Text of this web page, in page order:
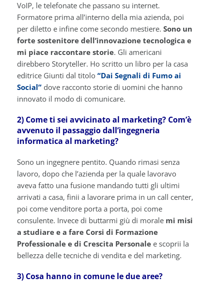
VoIP, le telefonate che passano su internet.
Formatore prima all’interno della mia azienda, poi
per diletto e infine come secondo mestiere. Sono un
forte sostenitore dell’innovazione tecnologica e
mi piace raccontare storie. Gli americani
direbbero Storyteller. Ho scritto un libro per la casa
editrice Giunti dal titolo “Dai Segnali di Fumo ai
Social” dove racconto storie di uomini che hanno
innovato il modo di comunicare.
2) Come ti sei avvicinato al marketing? Com’è
avvenuto il passaggio dall’ingegneria
informatica al marketing?
Sono un ingegnere pentito. Quando rimasi senza
lavoro, dopo che l’azienda per la quale lavoravo
aveva fatto una fusione mandando tutti gli ultimi
arrivati a casa, finii a lavorare prima in un call center,
poi come venditore porta a porta, poi come
consulente. Invece di buttarmi giù di morale mi misi
a studiare e a fare Corsi di Formazione
Professionale e di Crescita Personale e scoprii la
bellezza delle tecniche di vendita e del marketing.
3) Cosa hanno in comune le due aree?